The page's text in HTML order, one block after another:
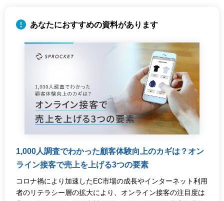
1,000人調査でわかった顧客体験向上のカギは？オン
ライン接客で売上を上げる3つの要素
コロナ禍により加速したEC市場の成長やインターネット利用
者のリテラシー層の拡大により、オンライン接客の注目度は